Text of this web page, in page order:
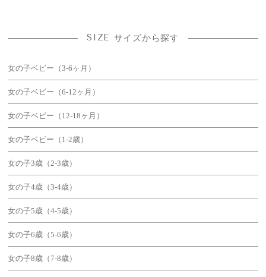
SIZE サイズから探す
女の子ベビー（3-6ヶ月）
女の子ベビー（6-12ヶ月）
女の子ベビー（12-18ヶ月）
女の子ベビー（1-2歳）
女の子3歳（2-3歳）
女の子4歳（3-4歳）
女の子5歳（4-5歳）
女の子6歳（5-6歳）
女の子8歳（7-8歳）